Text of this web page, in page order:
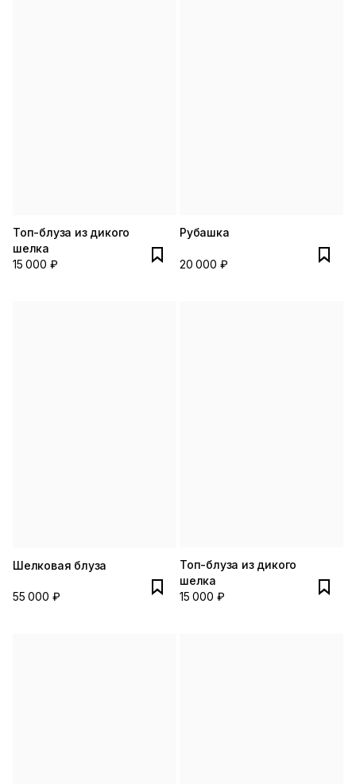
Топ-блуза из дикого
шелка
15 000 ₽
Рубашка
20 000 ₽
Шелковая блуза
55 000 ₽
Топ-блуза из дикого
шелка
15 000 ₽